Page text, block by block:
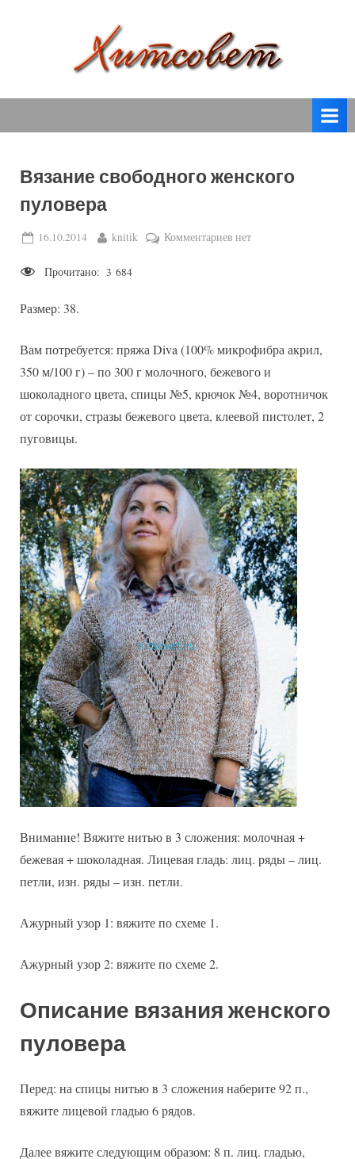
т
о
е
спицами,
крючком,
вязаные
модели
описанием
Вязание свободного женского
пуловера
Posted
16.10.2014 By
knitik Комментариевкнет
Прочитано: 3 684
Размер: 38.
Вам потребуется: пряжа Diva (100% микрофибра акрил,
350 м/100 г) – по 300 г молочного, бежевого и
шоколадного цвета, спицы №5, крючок №4, воротничок
от сорочки, стразы бежевого цвета, клеевой пистолет, 2
пуговицы.
Внимание! Вяжите нитью в 3 сложения: молочная +
бежевая + шоколадная. Лицевая гладь: лиц. ряды – лиц.
петли, изн. ряды – изн. петли.
Ажурный узор 1: вяжите по схеме 1.
Ажурный узор 2: вяжите по схеме 2.
Описание вязания женского
пуловера
Перед: на спицы нитью в 3 сложения наберите 92 п.,
вяжите лицевой гладью 6 рядов.
Далее вяжите следующим образом: 8 п. лиц. гладью,